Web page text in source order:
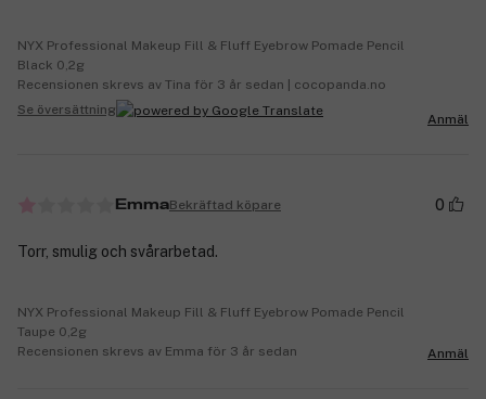
NYX Professional Makeup Fill & Fluff Eyebrow Pomade Pencil
Black 0,2g
Recensionen skrevs av Tina för 3 år sedan | cocopanda.no
Se översättning
Anmäl
EmmaBekräftad köpare 0
Torr, smulig och svårarbetad.
NYX Professional Makeup Fill & Fluff Eyebrow Pomade Pencil
Taupe 0,2g
Recensionen skrevs av Emma för 3 år sedan
Anmäl